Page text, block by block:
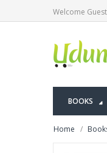
Welcome
BOOKS
Home